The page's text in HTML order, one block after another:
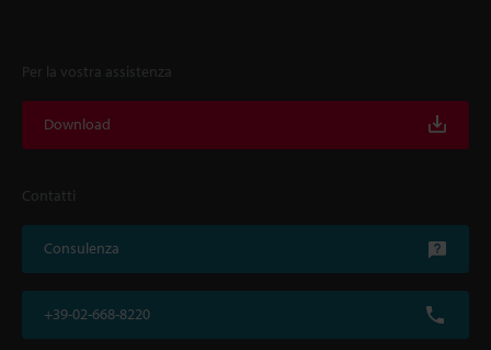
Per la vostra assistenza
Download
Contatti
Consulenza
+39-02-668-8220